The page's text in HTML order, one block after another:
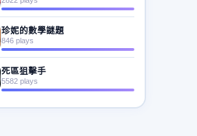
珍妮的數學謎題
846 plays
死區狙擊手
5582 plays